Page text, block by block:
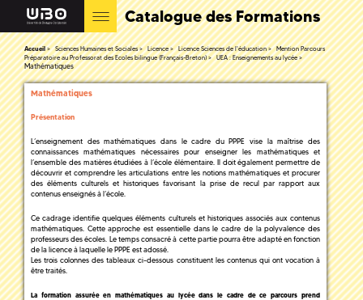
Catalogue des Formations
Accueil Sciences Humaines et Sociales Licence Licence Sciences de l'éducation
Mention Parcours
Préparatoire au Professorat des Ecoles bilingue (Français-Breton)
UEA : Enseignements au lycée
Mathématiques
Mathématiques
Présentation
L’enseignement des mathématiques dans le cadre du PPPE vise la maîtrise des
connaissances mathématiques nécessaires pour enseigner les mathématiques et
l’ensemble des matières étudiées à l’école élémentaire. Il doit également permettre de
découvrir et comprendre les articulations entre les notions mathématiques et procurer
des éléments culturels et historiques favorisant la prise de recul par rapport aux
contenus enseignés à l’école.
Ce cadrage identifie quelques éléments culturels et historiques associés aux contenus
mathématiques. Cette approche est essentielle dans le cadre de la polyvalence des
professeurs des écoles. Le temps consacré à cette partie pourra être adapté en fonction
de la licence à laquelle le PPPE est adossé.
Les trois colonnes des tableaux ci-dessous constituent les contenus qui ont vocation à
être traités.
La formation assurée en mathématiques au lycée dans le cadre de ce parcours prend